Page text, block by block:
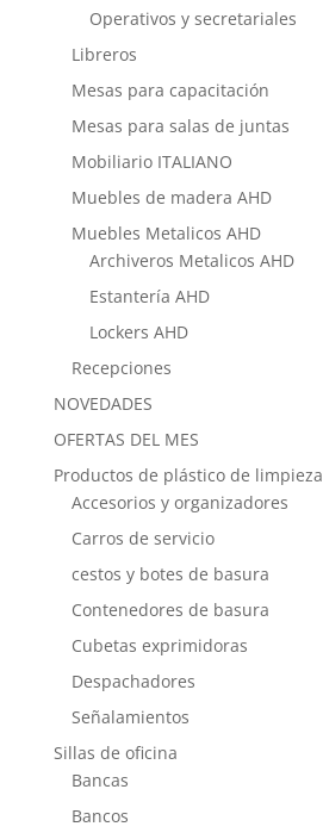
Operativos y secretariales
Libreros
Mesas para capacitación
Mesas para salas de juntas
Mobiliario ITALIANO
Muebles de madera AHD
Muebles Metalicos AHD
Archiveros Metalicos AHD
Estantería AHD
Lockers AHD
Recepciones
NOVEDADES
OFERTAS DEL MES
Productos de plástico de limpieza
Accesorios y organizadores
Carros de servicio
cestos y botes de basura
Contenedores de basura
Cubetas exprimidoras
Despachadores
Señalamientos
Sillas de oficina
Bancas
Bancos